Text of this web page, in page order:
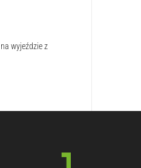
wyjeździe z